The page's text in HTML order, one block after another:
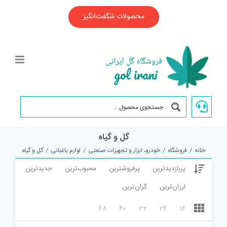
محصولات شگفت‌انگیز
گل و گیاه
خانه / فروشگاه / خودرو، ابزار و تجهیزات صنعتی / لوازم باغبانی / گل و گیاه
پربازدیدترین پرفروشترین محبوب‌ترین
جدیدترین
ارزان‌ترین
گران‌ترین
16
24
32
40
48